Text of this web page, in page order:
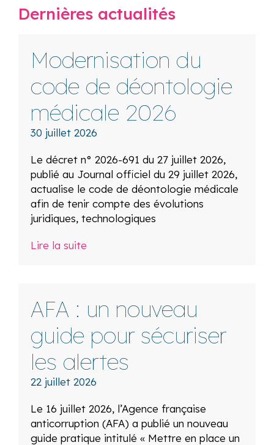
Dernières actualités
Modernisation du
code de déontologie
médicale 2026
30 juillet 2026
Le décret n° 2026-691 du 27 juillet 2026,
publié au Journal officiel du 29 juillet 2026,
actualise le code de déontologie médicale
afin de tenir compte des évolutions
juridiques, technologiques
Lire la suite
AFA : un nouveau
guide pour sécuriser
les alertes
22 juillet 2026
Le 16 juillet 2026, l’Agence française
anticorruption (AFA) a publié un nouveau
guide pratique intitulé « Mettre en place un